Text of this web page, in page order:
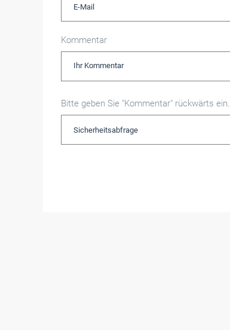
Kommentar
Bitte geben Sie "Kommentar" rückwärts ein.